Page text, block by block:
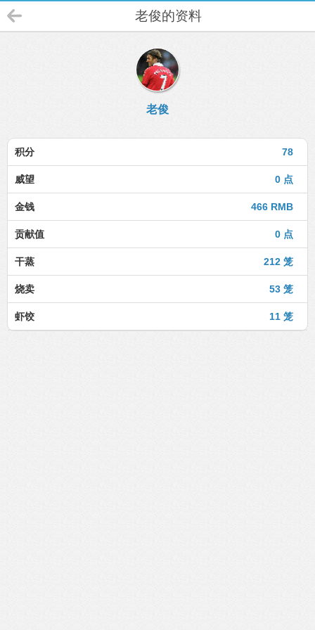
老俊的资料
老俊
78
积分
0 点
威望
466 RMB
金钱
0 点
贡献值
212 笼
干蒸
53 笼
烧卖
11 笼
虾饺